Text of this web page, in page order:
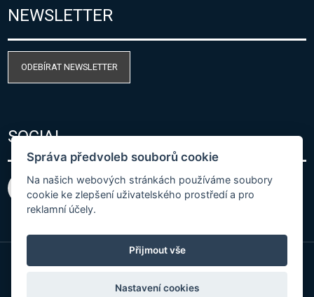
NEWSLETTER
ODEBÍRAT NEWSLETTER
SOCIAL
bySpaneco
Správa předvoleb souborů cookie
Na našich webových stránkách používáme soubory
cookie ke zlepšení uživatelského prostředí a pro
reklamní účely.
Přijmout vše
Nastavení cookies